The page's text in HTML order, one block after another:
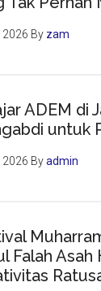
2026 By zam
ADEM di
untuk
2026 Byadmin
Falah Asah